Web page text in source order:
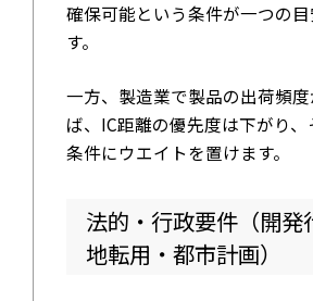
確保可能という条件が一つの
す。
一方、製造業で製品の出荷頻
ば、IC距離の優先度は下がり
条件にウエイトを置けます。
法的・行政要件（開発
地転用・都市計画）